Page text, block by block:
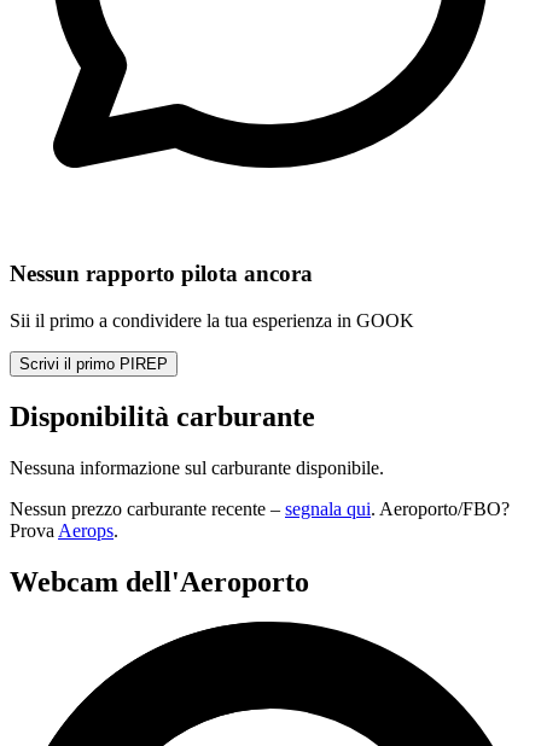
Nessun rapporto pilota ancora
Sii il primo a condividere la tua esperienza in GOOK
Scrivi il primo PIREP
Disponibilità carburante
Nessuna informazione sul carburante disponibile.
Nessun prezzo carburante recente – segnala qui. Aeroporto/FBO?
Prova Aerops.
Webcam dell'Aeroporto